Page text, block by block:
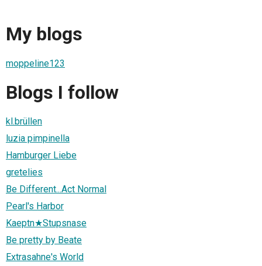
My blogs
moppeline123
Blogs I follow
kl.brüllen
luzia pimpinella
Hamburger Liebe
gretelies
Be Different...Act Normal
Pearl's Harbor
Kaeptn★Stupsnase
Be pretty by Beate
Extrasahne's World